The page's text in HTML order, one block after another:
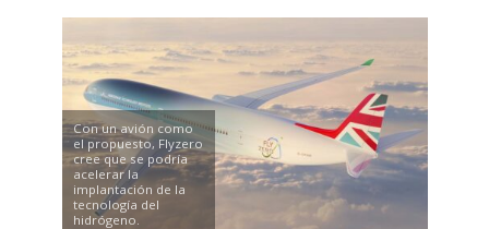
Con un avión como
el propuesto, Flyzero
cree que se podría
acelerar la
implantación de la
tecnología del
hidrógeno.